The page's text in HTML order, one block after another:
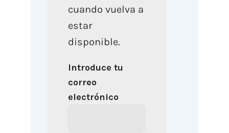
cuando vuelva a
estar
disponible.
Introduce tu
correo
electrónico